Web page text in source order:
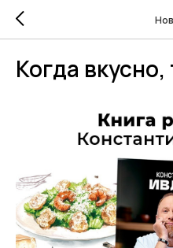
Когда вкусно,